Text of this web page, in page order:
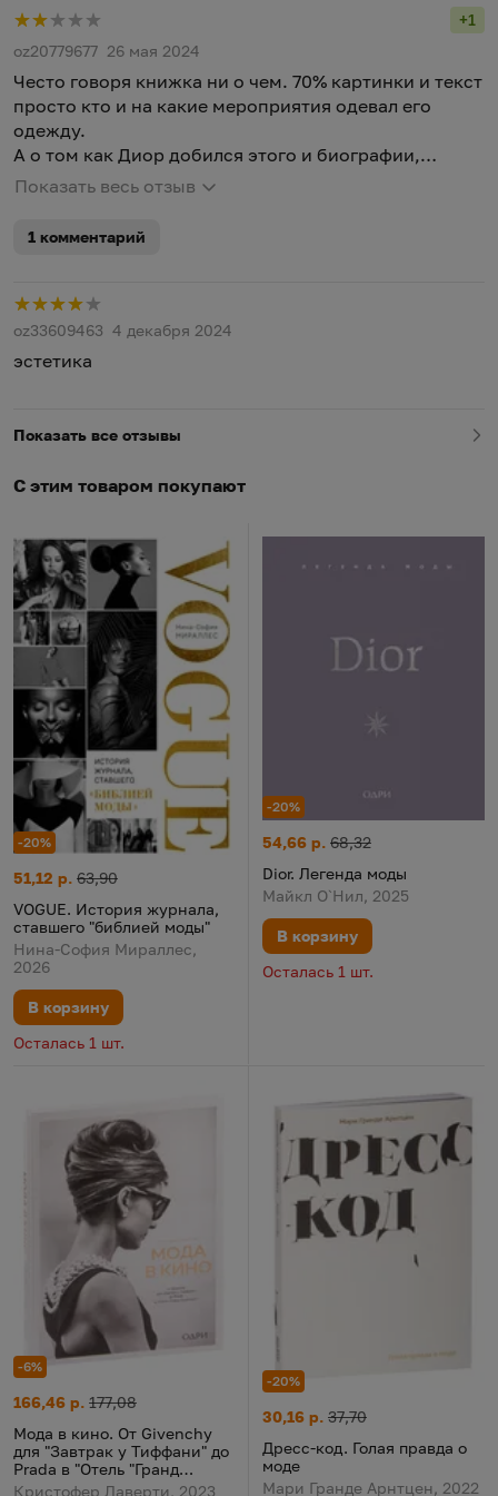
+1
oz20779677 26 мая 2024
Често говоря книжка ни о чем. 70% картинки и текст
просто кто и на какие мероприятия одевал его
одежду.
А о том как Диор добился этого и биографии,
вообще нет. Одна вода
Показать весь отзыв
1 комментарий
oz33609463 4 декабря 2024
эстетика
Показать все отзывы
С этим товаром покупают
-20%
VOGUE. История журнала, ставшего "библией моды"
Цена:
51,12 р.
Старая цена:
63,90
VOGUE. История журнала,
ставшего "библией моды"
Нина-София Мираллес,
2026
В корзину
Осталась 1 шт.
-20%
Dior. Легенда моды
Цена:
54,66 р.
Старая цена:
68,32
Dior. Легенда моды
Майкл О`Нил, 2025
В корзину
Осталась 1 шт.
-6%
Мода в кино. От Givenchy для "Завтрак у Тиффани" до Prada в
Цена:
166,46 р.
Старая цена:177,08
Мода в кино. От Givenchy
для "Завтрак у Тиффани" до
Prada в "Отель "Гранд
Будапешт"
Кристофер Лаверти, 2023
-20%
Дресс-код. Голая правда о
Цена:
30,16 р.
Старая цена:
37,70
Дресс-код. Голая правда о
моде
Мари Гранде Арнтцен, 2022